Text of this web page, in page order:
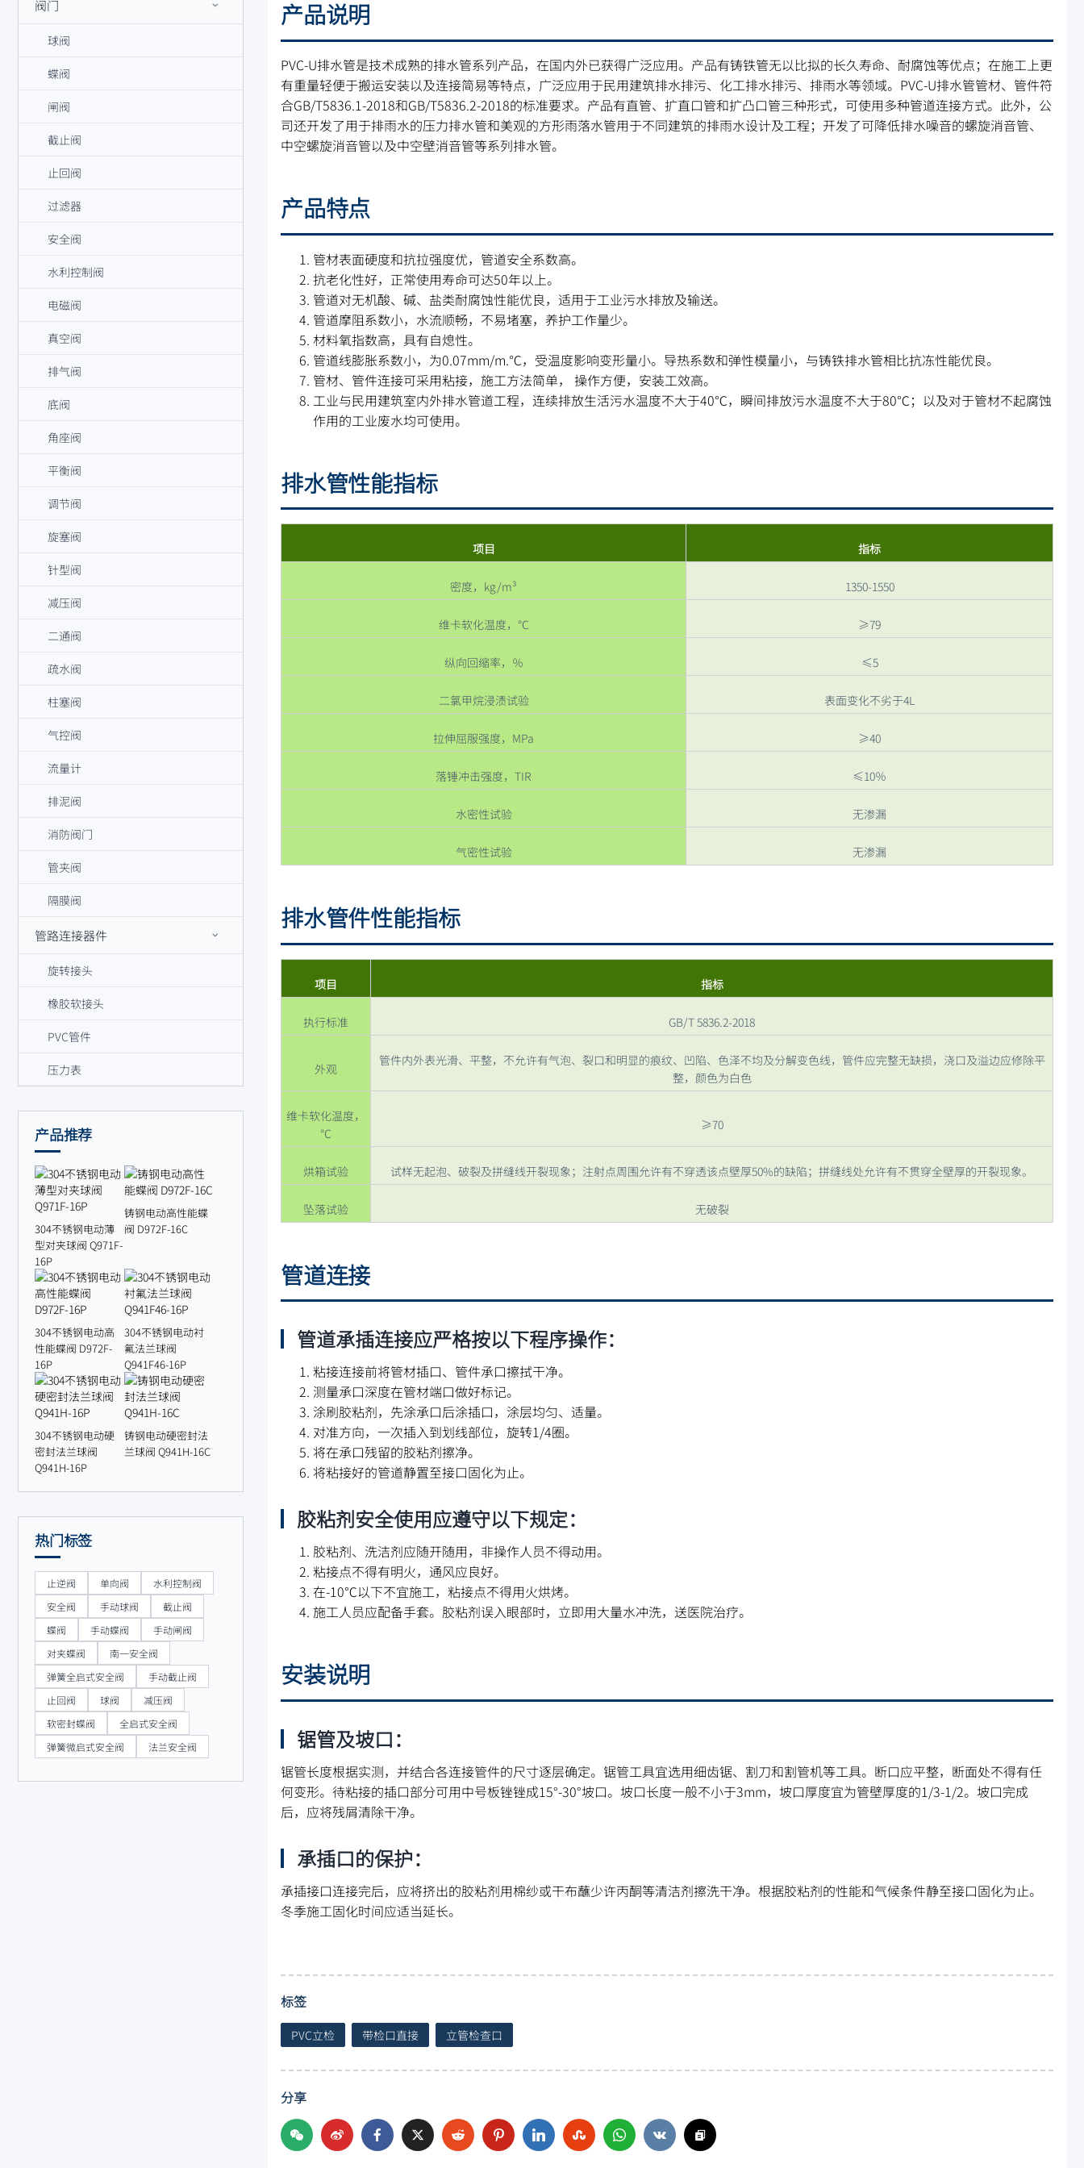
阀门
球阀
蝶阀
闸阀
截止阀
止回阀
过滤器
安全阀
水利控制阀
电磁阀
真空阀
排气阀
底阀
角座阀
平衡阀
调节阀
旋塞阀
针型阀
减压阀
二通阀
疏水阀
柱塞阀
气控阀
流量计
排泥阀
消防阀门
管夹阀
隔膜阀
管路连接器件
旋转接头
橡胶软接头
PVC管件
压力表
产品推荐
304不锈钢电动薄
型对夹球阀 Q971F-
16P
铸钢电动高性能蝶
阀 D972F-16C
304不锈钢电动高
性能蝶阀 D972F-
16P
304不锈钢电动衬
氟法兰球阀
Q941F46-16P
304不锈钢电动硬
密封法兰球阀
Q941H-16P
铸钢电动硬密封法
兰球阀 Q941H-16C
热门标签
止逆阀 单向阀
水利控制阀
安全阀
手动球阀
截止阀
蝶阀
手动蝶阀
手动闸阀
对夹蝶阀
南一安全阀
弹簧全启式安全阀
手动截止阀
止回阀
球阀
减压阀
软密封蝶阀
全启式安全阀
弹簧微启式安全阀
法兰安全阀
产品说明
PVC-U排水管是技术成熟的排水管系列产品，在国内外已获得广泛应用。产品有铸铁管无以比拟的长久寿命、耐腐蚀等优点；在施工上更
有重量轻便于搬运安装以及连接简易等特点，广泛应用于民用建筑排水排污、化工排水排污、排雨水等领域。PVC-U排水管管材、管件符
合GB/T5836.1-2018和GB/T5836.2-2018的标准要求。产品有直管、扩直口管和扩凸口管三种形式，可使用多种管道连接方式。此外，公
司还开发了用于排雨水的压力排水管和美观的方形雨落水管用于不同建筑的排雨水设计及工程；开发了可降低排水噪音的螺旋消音管、
中空螺旋消音管以及中空壁消音管等系列排水管。
产品特点
管材表面硬度和抗拉强度优，管道安全系数高。
抗老化性好，正常使用寿命可达50年以上。
管道对无机酸、碱、盐类耐腐蚀性能优良，适用于工业污水排放及输送。
管道摩阻系数小，水流顺畅，不易堵塞，养护工作量少。
材料氧指数高，具有自熄性。
管道线膨胀系数小，为0.07mm/m.℃，受温度影响变形量小。导热系数和弹性模量小，与铸铁排水管相比抗冻性能优良。
管材、管件连接可采用粘接，施工方法简单， 操作方便，安装工效高。
工业与民用建筑室内外排水管道工程，连续排放生活污水温度不大于40℃，瞬间排放污水温度不大于80℃；以及对于管材不起腐蚀
作用的工业废水均可使用。
排水管性能指标
项目 指标
密度，kg/m³ 1350-1550
维卡软化温度，℃ ≥79
纵向回缩率，％ ≤5
二氯甲烷浸渍试验 表面变化不劣于4L
拉伸屈服强度，MPa ≥40
落锤冲击强度，TIR ≤10％
水密性试验 无渗漏
气密性试验 无渗漏
排水管件性能指标
项目 指标
执行标准 GB/T 5836.2-2018
外观
管件内外表光滑、平整，不允许有气泡、裂口和明显的痕纹、凹陷、色泽不均及分解变色线，管件应完整无缺损，浇口及溢边应修除平
整，颜色为白色
维卡软化温度，
℃
≥70
烘箱试验 试样无起泡、破裂及拼缝线开裂现象；注射点周围允许有不穿透该点壁厚50%的缺陷；拼缝线处允许有不贯穿全壁厚的开裂现象。
坠落试验 无破裂
管道连接
管道承插连接应严格按以下程序操作：
粘接连接前将管材插口、管件承口擦拭干净。
测量承口深度在管材端口做好标记。
涂刷胶粘剂，先涂承口后涂插口，涂层均匀、适量。
对准方向，一次插入到划线部位，旋转1/4圈。
将在承口残留的胶粘剂擦净。
将粘接好的管道静置至接口固化为止。
胶粘剂安全使用应遵守以下规定：
胶粘剂、洗洁剂应随开随用，非操作人员不得动用。
粘接点不得有明火，通风应良好。
在-10℃以下不宜施工，粘接点不得用火烘烤。
施工人员应配备手套。胶粘剂误入眼部时，立即用大量水冲洗，送医院治疗。
安装说明
锯管及坡口：
锯管长度根据实测，并结合各连接管件的尺寸逐层确定。锯管工具宜选用细齿锯、割刀和割管机等工具。断口应平整，断面处不得有任
何变形。待粘接的插口部分可用中号板锉锉成15°-30°坡口。坡口长度一般不小于3mm，坡口厚度宜为管壁厚度的1/3-1/2。坡口完成
后，应将残屑清除干净。
承插口的保护：
承插接口连接完后，应将挤出的胶粘剂用棉纱或干布蘸少许丙酮等清洁剂擦洗干净。根据胶粘剂的性能和气候条件静至接口固化为止。
冬季施工固化时间应适当延长。
标签
PVC立检 带检口直接 立管检查口
分享